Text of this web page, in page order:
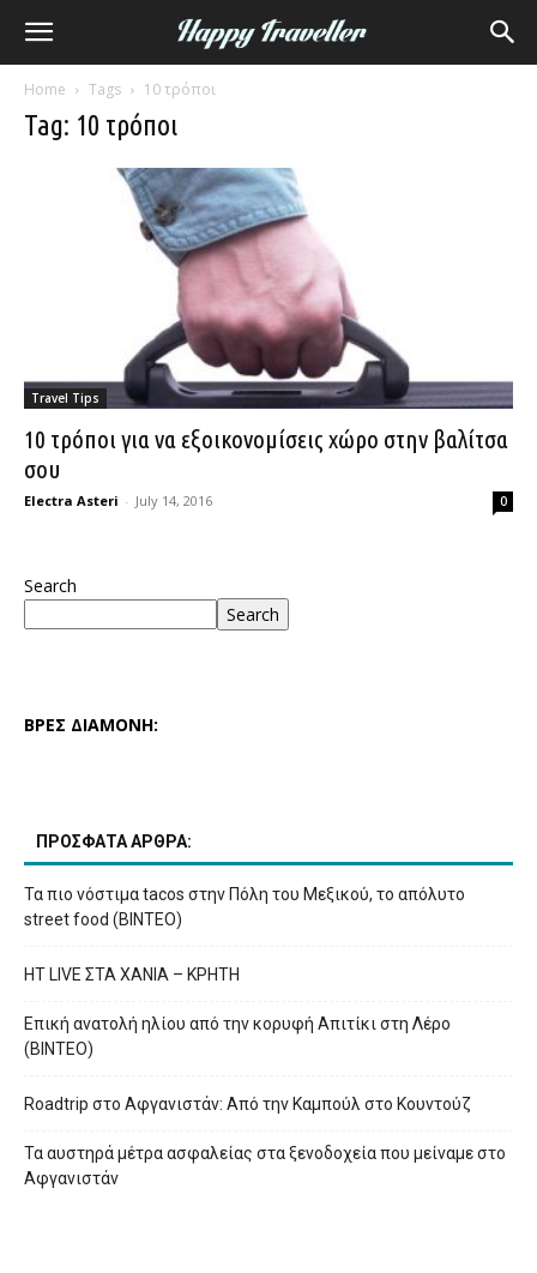
Home Tags 10 τρόποι
Tag: 10 τρόποι
Travel Tips
10 τρόποι για να εξοικονομίσεις χώρο στην βαλίτσα
σου
Electra Asteri - July 14, 2016 0
Search
Search
ΒΡΕΣ ΔΙΑΜΟΝΗ:
ΠΡΟΣΦΑΤΑ ΑΡΘΡΑ:
Τα πιο νόστιμα tacos στην Πόλη του Μεξικού, το απόλυτο
street food (ΒΙΝΤΕΟ)
HT LIVE ΣΤΑ ΧΑΝΙΑ – ΚΡΗΤΗ
Επική ανατολή ηλίου από την κορυφή Απιτίκι στη Λέρο
(ΒΙΝΤΕΟ)
Roadtrip στο Αφγανιστάν: Από την Καμπούλ στο Κουντούζ
Τα αυστηρά μέτρα ασφαλείας στα ξενοδοχεία που μείναμε στο
Αφγανιστάν